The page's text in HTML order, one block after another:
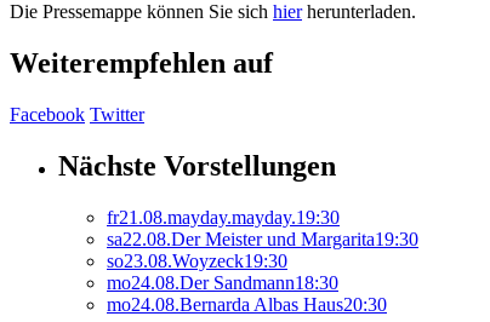
Die Pressemappe können Sie sich hierherunterladen.
Weiterempfehlen auf
Facebook Twitter
Nächste Vorstellungen
fr21.08.mayday.mayday.19:30
sa22.08.Der Meister und Margarita19:30
so23.08.Woyzeck19:30
mo24.08.Der Sandmann18:30
mo24.08.Bernarda Albas Haus20:30